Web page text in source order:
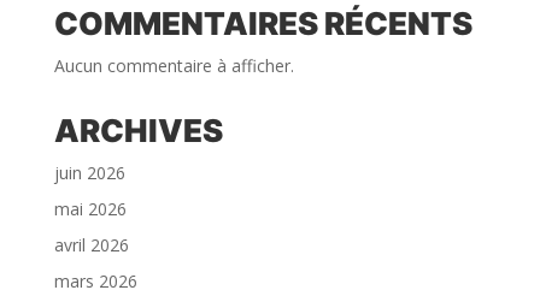
COMMENTAIRES RÉCENTS
Aucun commentaire à afficher.
ARCHIVES
juin 2026
mai 2026
avril 2026
mars 2026